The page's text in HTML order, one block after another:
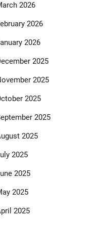
2026
2026
2026
2025
2025
2025
2025
2025
2025
2025
2025
2025